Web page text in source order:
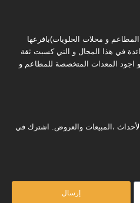
و محلات الحلويات)بافرعها
في هذا المجال و التي كسبت ثقة
و اجود المعدات المتخصصة للمطاعم و
،المبيعات والعروض. اشترك في
إرسال